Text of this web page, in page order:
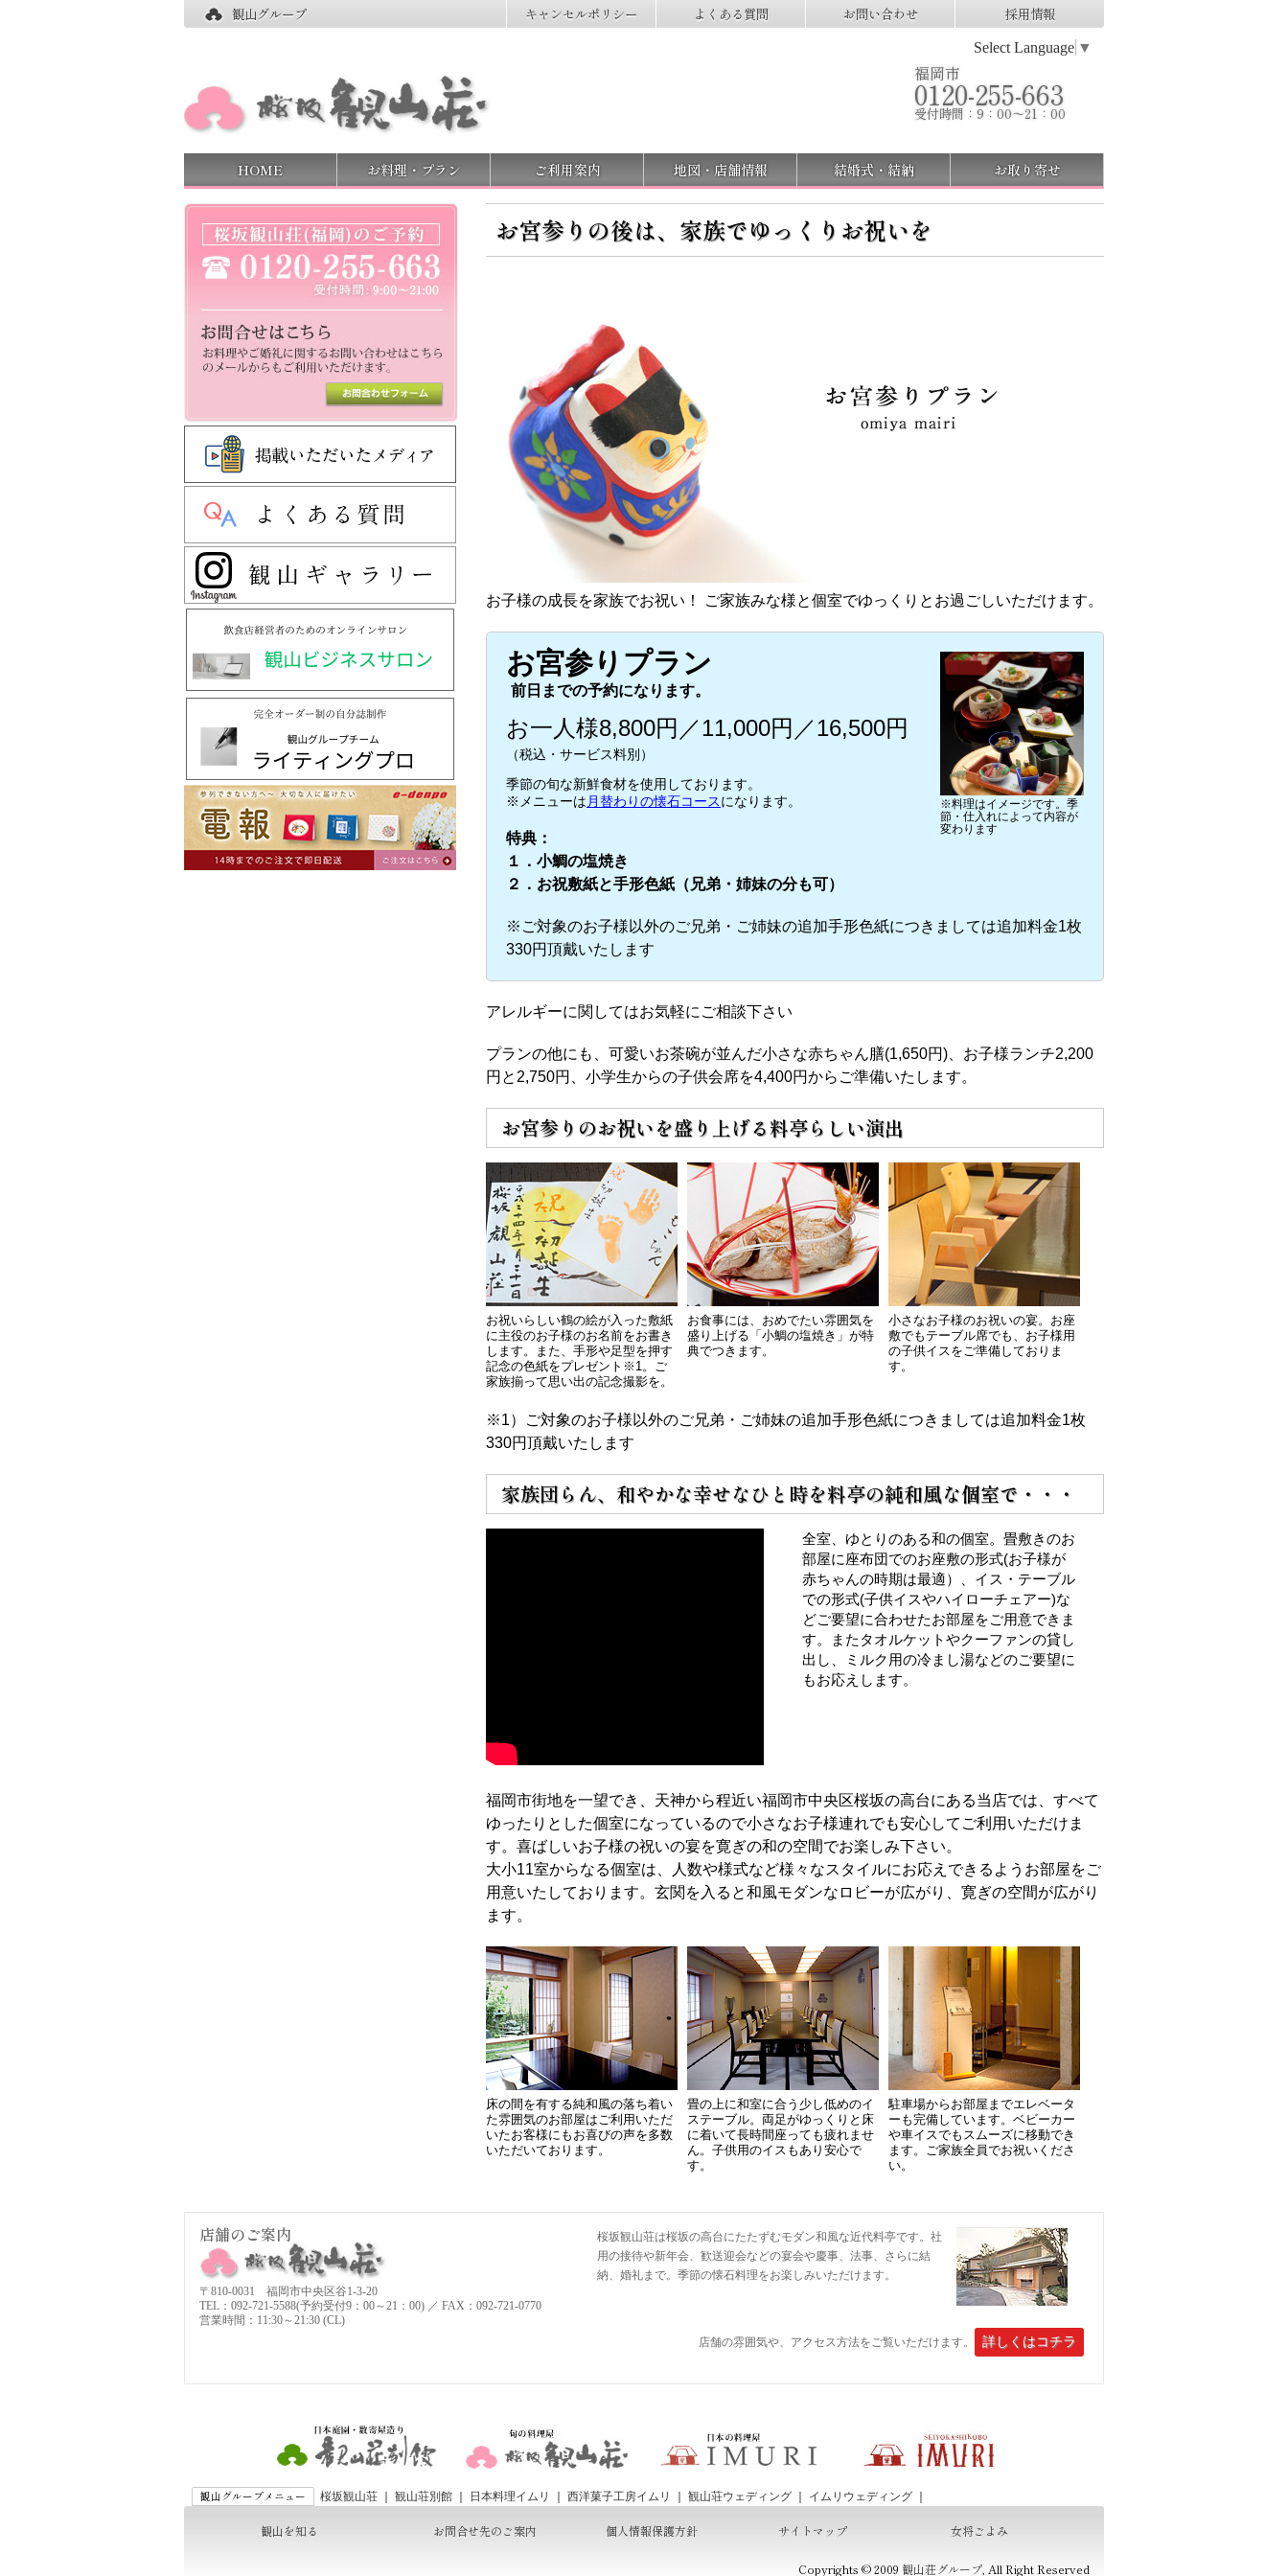
観山グループ キャンセルポリシー よくある質問 お問い合わせ 採用情報
Select Language ▼
福岡市
0120-255-663
受付時間：9：00～21：00
HOME お料理・プラン ご利用案内 地図・店舗情報 結婚式・結納 お取り寄せ
お宮参りの後は、家族でゆっくりお祝いを
お子様の成長を家族でお祝い！ ご家族みな様と個室でゆっくりとお過ごしいただけます。
お宮参りプラン
前日までの予約になります。
お一人様8,800円／11,000円／16,500円
（税込・サービス料別）
季節の旬な新鮮食材を使用しております。
※メニューは月替わりの懐石コースになります。
特典：
１．小鯛の塩焼き
２．お祝敷紙と手形色紙（兄弟・姉妹の分も可）
※ご対象のお子様以外のご兄弟・ご姉妹の追加手形色紙につきましては追加料金1枚
330円頂戴いたします
※料理はイメージです。季
節・仕入れによって内容が
変わります
アレルギーに関してはお気軽にご相談下さい
プランの他にも、可愛いお茶碗が並んだ小さな赤ちゃん膳(1,650円)、お子様ランチ2,200
円と2,750円、小学生からの子供会席を4,400円からご準備いたします。
お宮参りのお祝いを盛り上げる料亭らしい演出
お祝いらしい鶴の絵が入った敷紙
に主役のお子様のお名前をお書き
します。また、手形や足型を押す
記念の色紙をプレゼント※1。ご
家族揃って思い出の記念撮影を。
お食事には、おめでたい雰囲気を
盛り上げる「小鯛の塩焼き」が特
典でつきます。
小さなお子様のお祝いの宴。お座
敷でもテーブル席でも、お子様用
の子供イスをご準備しておりま
す。
※1）ご対象のお子様以外のご兄弟・ご姉妹の追加手形色紙につきましては追加料金1枚
330円頂戴いたします
家族団らん、和やかな幸せなひと時を料亭の純和風な個室で・・・
全室、ゆとりのある和の個室。畳敷きのお
部屋に座布団でのお座敷の形式(お子様が
赤ちゃんの時期は最適）、イス・テーブル
での形式(子供イスやハイローチェアー)な
どご要望に合わせたお部屋をご用意できま
す。またタオルケットやクーファンの貸し
出し、ミルク用の冷まし湯などのご要望に
もお応えします。
福岡市街地を一望でき、天神から程近い福岡市中央区桜坂の高台にある当店では、すべて
ゆったりとした個室になっているので小さなお子様連れでも安心してご利用いただけま
す。喜ばしいお子様の祝いの宴を寛ぎの和の空間でお楽しみ下さい。
大小11室からなる個室は、人数や様式など様々なスタイルにお応えできるようお部屋をご
用意いたしております。玄関を入ると和風モダンなロビーが広がり、寛ぎの空間が広がり
ます。
床の間を有する純和風の落ち着い
た雰囲気のお部屋はご利用いただ
いたお客様にもお喜びの声を多数
いただいております。
畳の上に和室に合う少し低めのイ
ステーブル。両足がゆっくりと床
に着いて長時間座っても疲れませ
ん。子供用のイスもあり安心で
す。
駐車場からお部屋までエレベータ
ーも完備しています。ベビーカー
や車イスでもスムーズに移動でき
ます。ご家族全員でお祝いくださ
い。
店舗のご案内
〒810-0031 福岡市中央区谷1-3-20
TEL：092-721-5588(予約受付9：00～21：00) ／ FAX：092-721-0770
営業時間：11:30～21:30 (CL)
桜坂観山荘は桜坂の高台にたたずむモダン和風な近代料亭です。社
用の接待や新年会、歓送迎会などの宴会や慶事、法事、さらに結
納、婚礼まで。季節の懐石料理をお楽しみいただけます。
店舗の雰囲気や、アクセス方法をご覧いただけます。 詳しくはコチラ
観山グループメニュー 桜坂観山荘 観山荘別館 日本料理イムリ 西洋菓子工房イムリ 観山荘ウェディング イムリウェディング
観山を知る お問合せ先のご案内 個人情報保護方針 サイトマップ 女将ごよみ
Copyrights © 2009 観山荘グループ , All Right Reserved